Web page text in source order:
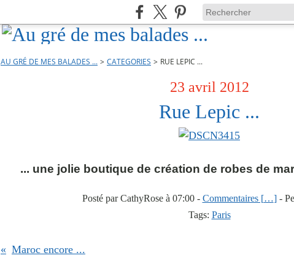
AU GRÉ DE MES BALADES ... > CATEGORIES > RUE LEPIC ...
23 avril 2012
Rue Lepic ...
... une jolie boutique de création de robes de
Posté par CathyRose à 07:00 - Commentaires […]-
Tags: Paris
Maroc encore ...